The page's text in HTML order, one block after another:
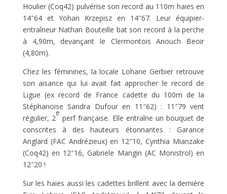
Houlier (Coq42) pulvérise son record au 110m haies en
14″64 et Yohan Krzepisz en 14″67. Leur équipier-
entraîneur Nathan Bouteille bat son record à la perche
à 4,90m, devançant le Clermontois Anouch Beoir
(4,80m).
Chez les féminines, la locale Lohane Gerbier retrouve
son aisance qui lui avait fait approcher le record de
Ligue (ex record de France cadette du 100m de la
Stéphanoise Sandra Dufour en 11″62) : 11″79 vent
régulier, 2
e
perf française. Elle entraîne un bouquet de
conscrites à des hauteurs étonnantes : Garance
Anglard (FAC Andrézieux) en 12″10, Cynthia Mianzake
(Coq42) en 12″16, Gabriele Mangin (AC Monistrol) en
12″20 !
Sur les haies aussi les cadettes brillent avec la dernière